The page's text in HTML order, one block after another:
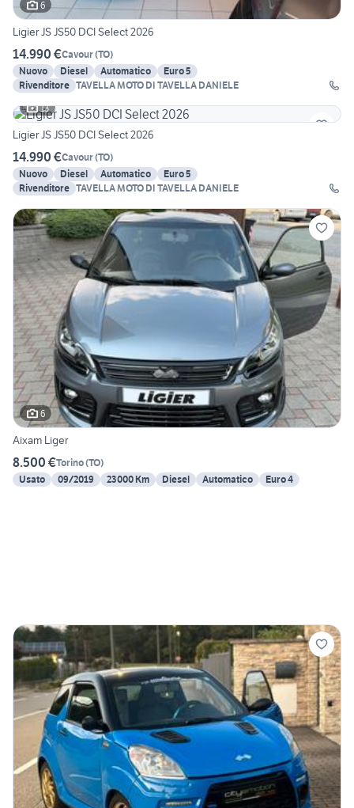
6
Ligier JS JS50 DCI Select 2026
14.990 €Cavour(TO)
Nuovo
Diesel Automatico
Euro 5
Rivenditore TAVELLA MOTO DI TAVELLA DANIELE
13
Ligier JS JS50 DCI Select 2026
14.990 €Cavour(TO)
Nuovo
Diesel Automatico
Euro 5
Rivenditore TAVELLA MOTO DI TAVELLA DANIELE
6
Aixam Liger
8.500 €Torino(TO)
Usato
09/2019 23000 Km Diesel Automatico Euro 4